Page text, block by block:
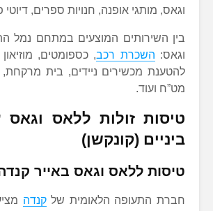
וגאס, מותגי אופנה, חנויות ספרים, דיוטי
בין השירותים המוצעים במתחם נמל
וגאס: השכרת רכב, כספומטים,
להטענת מכשירים ניידים, בית
מט”ח ועוד.
טיסות זולות ללאס
ביניים (קונקשן)
טיסות ללאס וגאס באייר
חברת התעופה הלאומית שלקנדה